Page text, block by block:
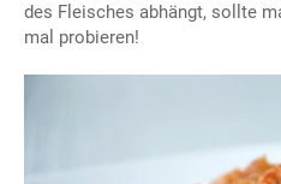
des Fleisches abhängt, sollte
mal probieren!